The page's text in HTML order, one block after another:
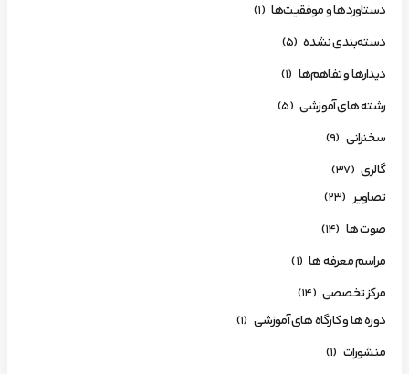
دستاوردها و موفقیت‌ها (1)
دسته‌بندی نشده (5)
دیدارها و تفاهم‌ها (1)
رشته های آموزشی (5)
سخنرانی (9)
گالری (37)
تصاویر (23)
صوت ها (14)
مراسم معرفه ها (1)
مرکز تخصصی (14)
دوره ها و کارگاه های آموزشی (1)
منشورات (1)